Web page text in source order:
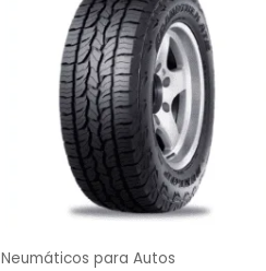
Neumáticos para Autos